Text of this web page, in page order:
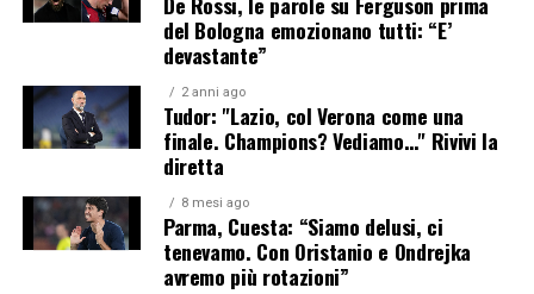
del Bologna emozionano tutti: “E’
devastante”
2 anni ago
Tudor: "Lazio, col Verona come una
finale. Champions? Vediamo…" Rivivi la
diretta
8 mesi ago
Parma, Cuesta: “Siamo delusi, ci
tenevamo. Con Oristanio e Ondrejka
avremo più rotazioni”